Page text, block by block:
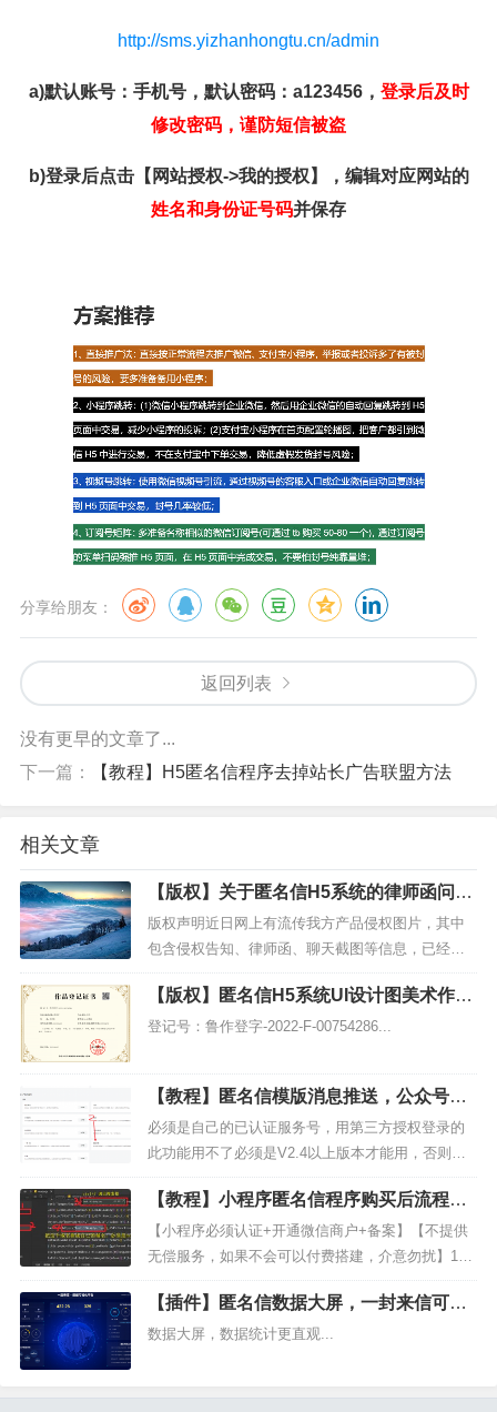
http://sms.yizhanhongtu.cn/admin
a)默认账号：手机号，默认密码：a123456， 登录后及时
修改密码，谨防短信被盗
b)登录后点击【网站授权->我的授权】，编辑对应网站的
姓名和身份证号码并保存
分享给朋友：
返回列表
没有更早的文章了...
下一篇：
【教程】H5匿名信程序去掉站长广告联盟方法
相关文章
【版权】关于匿名信H5系统的律师函问题
和版权声明
版权声明近日网上有流传我方产品侵权图片，其中
包含侵权告知、律师函、聊天截图等信息，已经严
重影响我方产品的声誉问题，但是从未收到正式的
律师函和文件，今日一名微信名为"精道律师事务所-
张律师&q...
【版权】匿名信H5系统UI设计图美术作品
登记证书
登记号：鲁作登字-2022-F-00754286...
【教程】匿名信模版消息推送，公众号模
版消息配置教程
必须是自己的已认证服务号，用第三方授权登录的
此功能用不了必须是V2.4以上版本才能用，否则会
有bug自v2.4版本后，此教程已适配类目模版和历史
模版，均可使用【不要开启SSL和强制SSL，否则此
功能无...
【教程】小程序匿名信程序购买后流程和
一封来信搭建教程
【小程序必须认证+开通微信商户+备案】【不提供
无偿服务，如果不会可以付费搭建，介意勿扰】1、
注册微信小程序并提交认证https://mp.weixin.qq.co
m/2、认证通过后补全信息和类目(1)...
【插件】匿名信数据大屏，一封来信可视
化数据大屏源码安装购买
数据大屏，数据统计更直观...